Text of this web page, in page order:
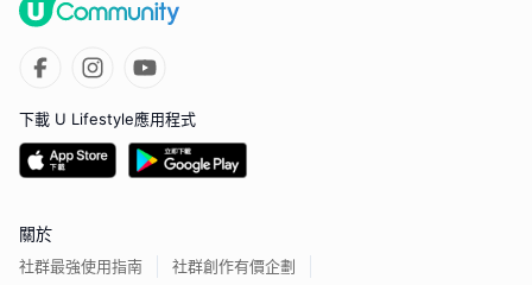
下載 U Lifestyle應用程式
關於
社群最強使用指南 社群創作有價企劃